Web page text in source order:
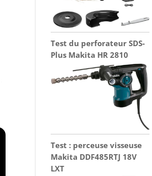
Test du perforateur SDS-
Plus Makita HR 2810
Test : perceuse visseuse
Makita DDF485RTJ 18V
LXT